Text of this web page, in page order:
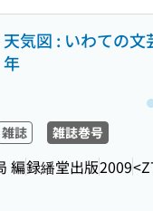
天気図 : いわての文
年
雑誌 雑誌巻号
編録繙堂出版2009